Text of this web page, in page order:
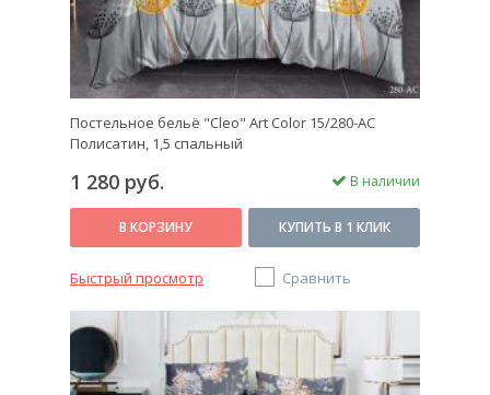
Постельное бельё "Cleo" Art Color 15/280-AC
Полисатин, 1,5 спальный
1 280 руб. В наличии
В КОРЗИНУ КУПИТЬ В 1 КЛИК
Быстрый просмотр Сравнить